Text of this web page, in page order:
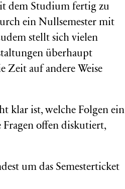
dem Studium fertig zu
ein Nullsemester mit
stellt sich vielen
überhaupt
Zeit auf andere Weise
klar ist, welche Folgen ein
Fragen offen diskutiert,
um das Semesterticket